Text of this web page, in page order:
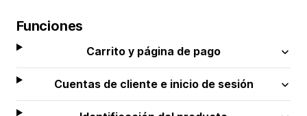
Funciones
Carrito y página de pago
Cuentas de cliente e inicio de sesión